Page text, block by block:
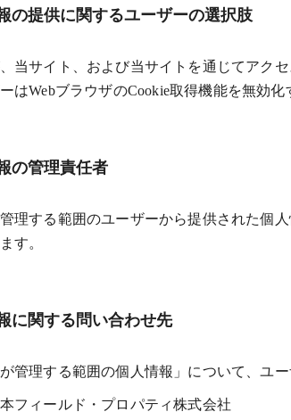
の提供に関するユーザーの選択肢
当サイト、および当サイトを通じてアク
はWebブラウザのCookie取得機能を無効
の管理責任者
理する範囲のユーザーから提供された個
す。
に関する問い合わせ先
が管理する範囲の個人情報」について、ユ
フィールド・プロパティ株式会社